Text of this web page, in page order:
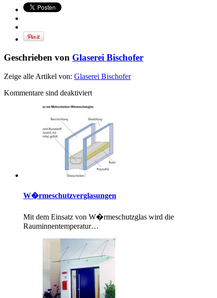
Geschrieben von Glaserei Bischofer
Zeige alle Artikel von: Glaserei Bischofer
Kommentare sind deaktiviert
W�rmeschutzverglasungen
Mit dem Einsatz von W�rmeschutzglas wird die
Rauminnentemperatur…